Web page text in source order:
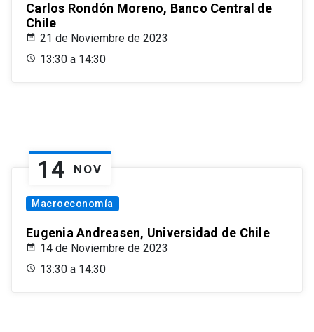
Carlos Rondón Moreno, Banco Central de
Chile
21 de Noviembre de 2023
13:30 a 14:30
14 NOV
Macroeconomía
Eugenia Andreasen, Universidad de Chile
14 de Noviembre de 2023
13:30 a 14:30